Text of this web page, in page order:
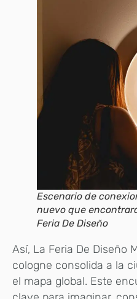
Escenario de
nuevo que
Feria De Diseño
Así, La Feria De Diseño
cologne consolida a la
el mapa global. Este